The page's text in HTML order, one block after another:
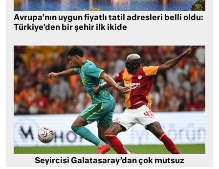
Avrupa’nın uygun fiyatlı tatil adresleri belli oldu:
Türkiye’den bir şehir ilk ikide
Seyircisi Galatasaray’dan çok mutsuz